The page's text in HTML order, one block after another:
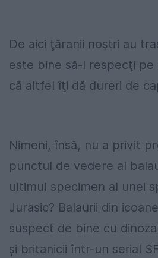
De aici ţăranii noştri au
este bine să-l respecţi pe
că altfel îţi dă dureri de
Nimeni, însă, nu a privit
punctul de vedere al
ultimul specimen al unei
Jurasic? Balaurii din
suspect de bine cu
şi britanicii într-un serial